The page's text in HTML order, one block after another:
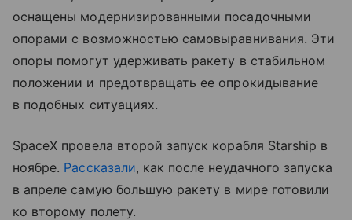
оснащены модернизированными посадочными
опорами с возможностью самовыравнивания. Эти
опоры помогут удерживать ракету в стабильном
положении и предотвращать ее опрокидывание
в подобных ситуациях.
SpaceX провела второй запуск корабля Starship в
ноябре. Рассказали, как после неудачного запуска
в апреле самую большую ракету в мире готовили
ко второму полету.